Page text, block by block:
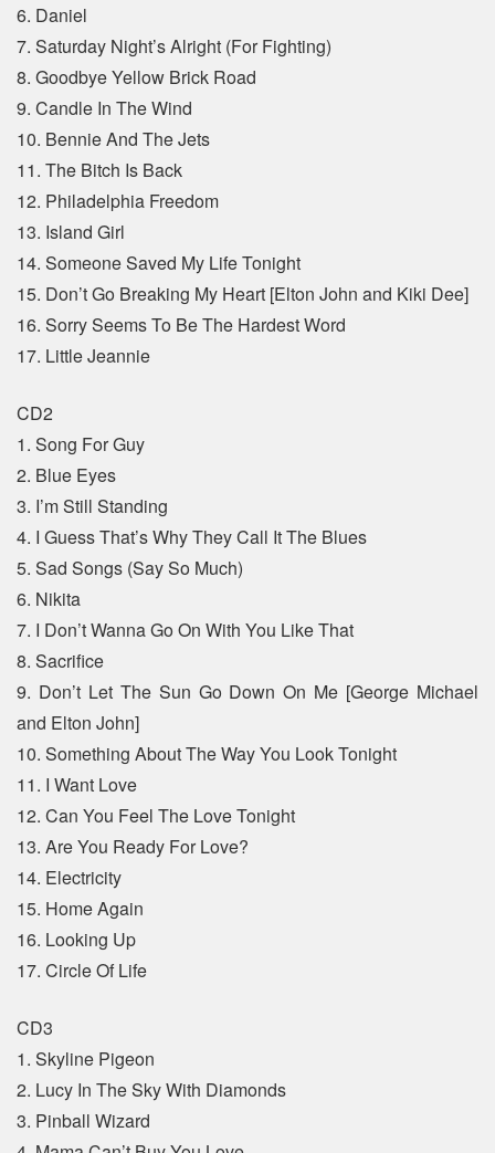
6. Daniel
7. Saturday Night’s Alright (For Fighting)
8. Goodbye Yellow Brick Road
9. Candle In The Wind
10. Bennie And The Jets
11. The Bitch Is Back
12. Philadelphia Freedom
13. Island Girl
14. Someone Saved My Life Tonight
15. Don’t Go Breaking My Heart [Elton John and Kiki Dee]
16. Sorry Seems To Be The Hardest Word
17. Little Jeannie
CD2
1. Song For Guy
2. Blue Eyes
3. I’m Still Standing
4. I Guess That’s Why They Call It The Blues
5. Sad Songs (Say So Much)
6. Nikita
7. I Don’t Wanna Go On With You Like That
8. Sacrifice
9. Don’t Let The Sun Go Down On Me [George Michael
and Elton John]
10. Something About The Way You Look Tonight
11. I Want Love
12. Can You Feel The Love Tonight
13. Are You Ready For Love?
14. Electricity
15. Home Again
16. Looking Up
17. Circle Of Life
CD3
1. Skyline Pigeon
2. Lucy In The Sky With Diamonds
3. Pinball Wizard